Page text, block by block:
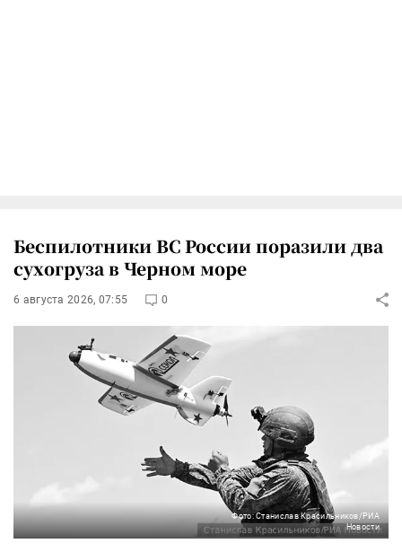
Беспилотники ВС России поразили два
сухогруза в Черном море
6 августа 2026, 07:55 0
Фото: Станислав Красильников/РИА
Новости